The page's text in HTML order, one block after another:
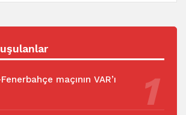
maçının VAR’ı